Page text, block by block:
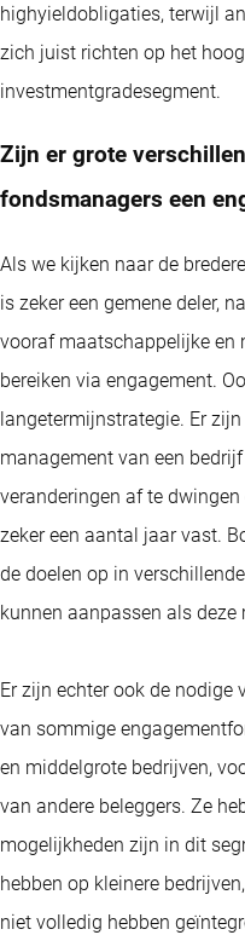
highyieldobligaties, terwijl
zich juist richten op het
investmentgradesegment.
Zijn er grote
fondsmanagers een
Als we kijken naar de
is zeker een gemene deler,
vooraf maatschappelijke en
bereiken via engagement.
langetermijnstrategie. Er
management van een
veranderingen af te
zeker een aantal jaar vast.
de doelen op in
kunnen aanpassen als
Er zijn echter ook de nodige
van sommige
en middelgrote bedrijven,
van andere beleggers. Ze
mogelijkheden zijn in dit
hebben op kleinere
niet volledig hebben